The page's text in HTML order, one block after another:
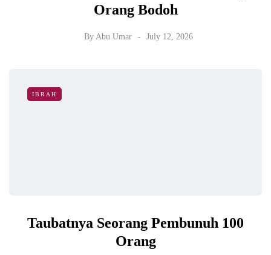
Orang Bodoh
By Abu Umar July 12, 2026
IBRAH
Taubatnya Seorang Pembunuh 100
Orang